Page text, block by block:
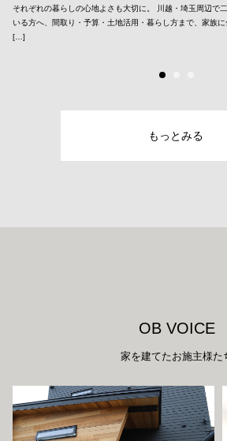
それぞれの暮らしの心地よさも大切に。 川越・埼玉周辺で
いる方へ、間取り・予算・土地活用・暮らし方まで、家族
[…]
もっとみる
OB VOICE
家を建てたお施主様た